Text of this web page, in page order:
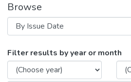
Browse
Browsing Протидія
Filter results by year or month